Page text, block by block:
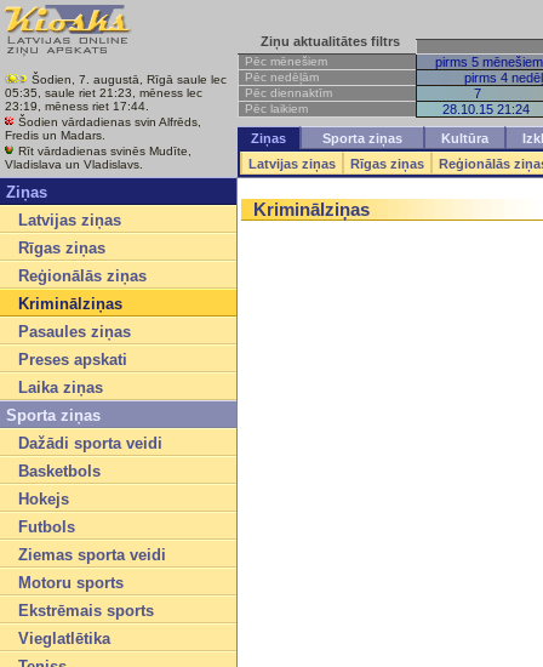
Šodien, 7. augustā, Rīgā saule lec
05:35, saule riet 21:23, mēness lec
23:19, mēness riet 17:44.
Šodien vārdadienas svin Alfrēds,
Fredis un Madars.
Rīt vārdadienas svinēs Mudīte,
Vladislava un Vladislavs.
Ziņu aktualitātes filtrs
Pēc mēnešiem pirms 5 mēnešiem
Pēc nedēļām pirms 4
Pēc diennaktīm 7
Pēc laikiem 28.10.15 21:24
Ziņas Sporta ziņas Kultūra
Latvijas ziņas
Rīgas ziņas Reģionālās
Ziņas
Latvijas ziņas
Rīgas ziņas
Reģionālās ziņas
Kriminālziņas
Pasaules ziņas
Preses apskati
Laika ziņas
Sporta ziņas
Dažādi sporta veidi
Basketbols
Hokejs
Futbols
Ziemas sporta veidi
Motoru sports
Ekstrēmais sports
Vieglatlētika
Kriminālziņas